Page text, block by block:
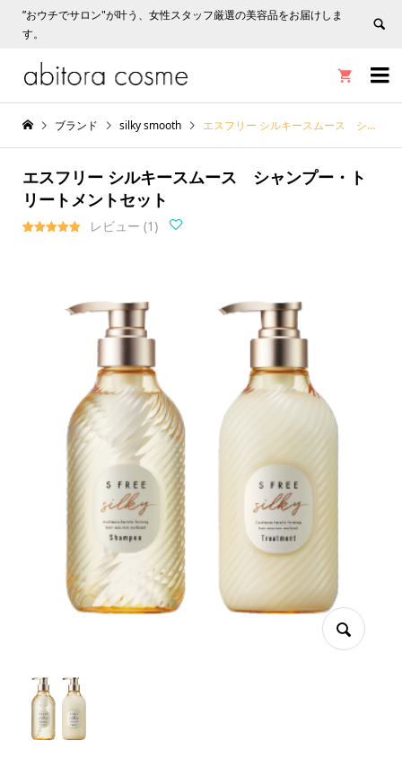
”おウチでサロン"が叶う、女性スタッフ厳選の美容品をお届けしま
す。


ブランド silky smooth エスフリー シルキースムース シャンプー・トリートメントセット
エスフリー シルキースムース シャンプー・ト
リートメントセット
レビュー (1)